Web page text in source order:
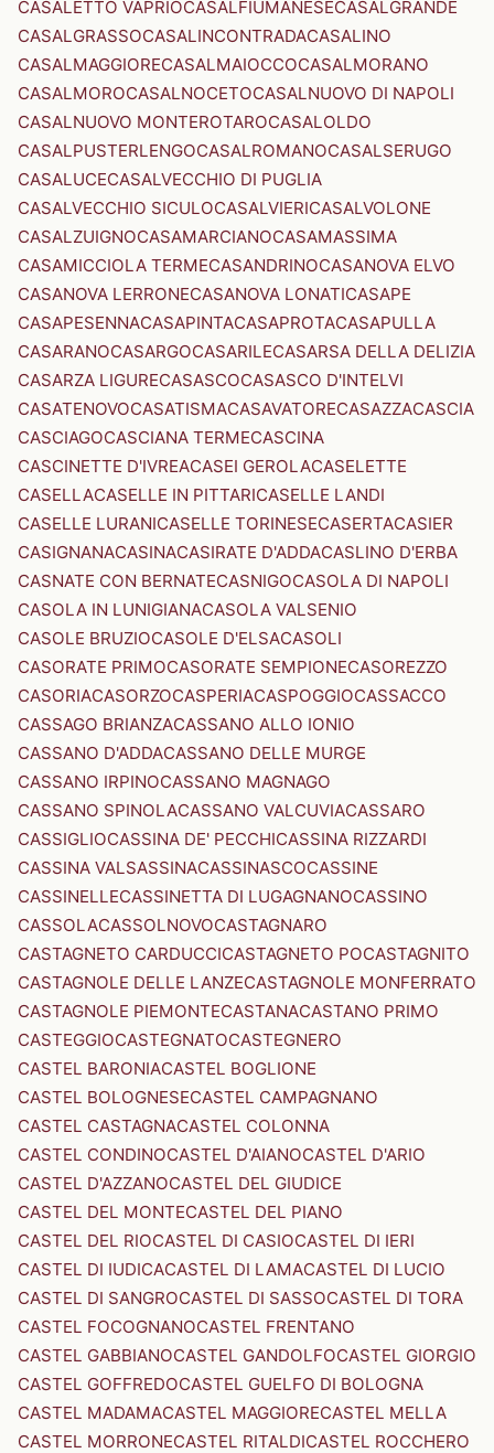
CASALETTO VAPRIOCASALFIUMANESECASALGRANDE
CASALGRASSOCASALINCONTRADACASALINO
CASALMAGGIORECASALMAIOCCOCASALMORANO
CASALMOROCASALNOCETOCASALNUOVO DI NAPOLI
CASALNUOVO MONTEROTAROCASALOLDO
CASALPUSTERLENGOCASALROMANOCASALSERUGO
CASALUCECASALVECCHIO DI PUGLIA
CASALVECCHIO SICULOCASALVIERICASALVOLONE
CASALZUIGNOCASAMARCIANOCASAMASSIMA
CASAMICCIOLA TERMECASANDRINOCASANOVA ELVO
CASANOVA LERRONECASANOVA LONATICASAPE
CASAPESENNACASAPINTACASAPROTACASAPULLA
CASARANOCASARGOCASARILECASARSA DELLA DELIZIA
CASARZA LIGURECASASCOCASASCO D'INTELVI
CASATENOVOCASATISMACASAVATORECASAZZACASCIA
CASCIAGOCASCIANA TERMECASCINA
CASCINETTE D'IVREACASEI GEROLACASELETTE
CASELLACASELLE IN PITTARICASELLE LANDI
CASELLE LURANICASELLE TORINESECASERTACASIER
CASIGNANACASINACASIRATE D'ADDACASLINO D'ERBA
CASNATE CON BERNATECASNIGOCASOLA DI NAPOLI
CASOLA IN LUNIGIANACASOLA VALSENIO
CASOLE BRUZIOCASOLE D'ELSACASOLI
CASORATE PRIMOCASORATE SEMPIONECASOREZZO
CASORIACASORZOCASPERIACASPOGGIOCASSACCO
CASSAGO BRIANZACASSANO ALLO IONIO
CASSANO D'ADDACASSANO DELLE MURGE
CASSANO IRPINOCASSANO MAGNAGO
CASSANO SPINOLACASSANO VALCUVIACASSARO
CASSIGLIOCASSINA DE' PECCHICASSINA RIZZARDI
CASSINA VALSASSINACASSINASCOCASSINE
CASSINELLECASSINETTA DI LUGAGNANOCASSINO
CASSOLACASSOLNOVOCASTAGNARO
CASTAGNETO CARDUCCICASTAGNETO POCASTAGNITO
CASTAGNOLE DELLE LANZECASTAGNOLE MONFERRATO
CASTAGNOLE PIEMONTECASTANACASTANO PRIMO
CASTEGGIOCASTEGNATOCASTEGNERO
CASTEL BARONIACASTEL BOGLIONE
CASTEL BOLOGNESECASTEL CAMPAGNANO
CASTEL CASTAGNACASTEL COLONNA
CASTEL CONDINOCASTEL D'AIANOCASTEL D'ARIO
CASTEL D'AZZANOCASTEL DEL GIUDICE
CASTEL DEL MONTECASTEL DEL PIANO
CASTEL DEL RIOCASTEL DI CASIOCASTEL DI IERI
CASTEL DI IUDICACASTEL DI LAMACASTEL DI LUCIO
CASTEL DI SANGROCASTEL DI SASSOCASTEL DI TORA
CASTEL FOCOGNANOCASTEL FRENTANO
CASTEL GABBIANOCASTEL GANDOLFOCASTEL GIORGIO
CASTEL GOFFREDOCASTEL GUELFO DI BOLOGNA
CASTEL MADAMACASTEL MAGGIORECASTEL MELLA
CASTEL MORRONECASTEL RITALDICASTEL ROCCHERO